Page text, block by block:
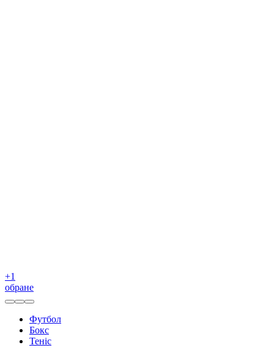
+1
обране
Футбол
Бокс
Теніс